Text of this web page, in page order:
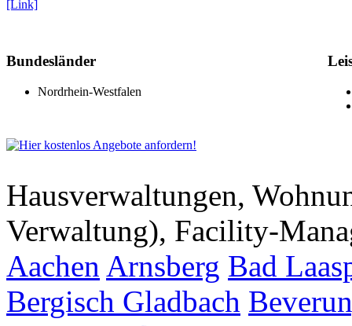
[Link]
Bundesländer
Nordrhein-Westfalen
Hausverwaltungen,
Verwaltung), Facility-
Aachen Arnsberg Bad
Bergisch Gladbach